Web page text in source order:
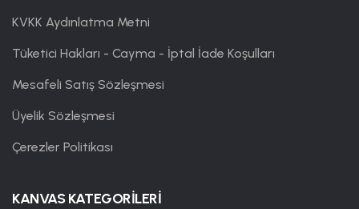
KVKK Aydınlatma Metni
Tüketici Hakları - Cayma - İptal İade Koşulları
Mesafeli Satış Sözleşmesi
Üyelik Sözleşmesi
Çerezler Politikası
KANVAS KATEGORİLERİ